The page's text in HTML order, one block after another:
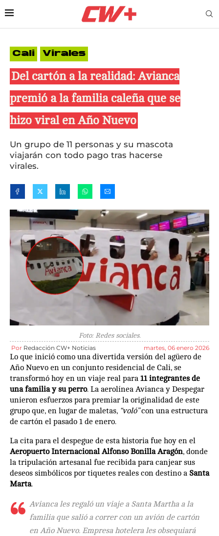
Cali Virales
Del cartón a la realidad: Avianca
premió a la familia caleña que se
hizo viral en Año Nuevo
Un grupo de 11 personas y su mascota
viajarán con todo pago tras hacerse
virales.
Foto: Redes sociales.
Por Redacción CW+ Noticias martes, 06 enero 2026
Lo que inició como una divertida versión del agüero de
Año Nuevo en un conjunto residencial de Cali, se
transformó hoy en un viaje real para 11 integrantes de
una familia y su perro. La aerolínea Avianca y Despegar
unieron esfuerzos para premiar la originalidad de este
grupo que, en lugar de maletas, “voló”con una estructura
de cartón el pasado 1 de enero.
La cita para el despegue de esta historia fue hoy en el
Aeropuerto Internacional Alfonso Bonilla Aragón, donde
la tripulación artesanal fue recibida para canjear sus
deseos simbólicos por tiquetes reales con destino a Santa
Marta.
Avianca les regaló un viaje a Santa Martha a la
familia que salió a correr con un avión de cartón
en Año Nuevo. Empresa hotelera les obsequiará